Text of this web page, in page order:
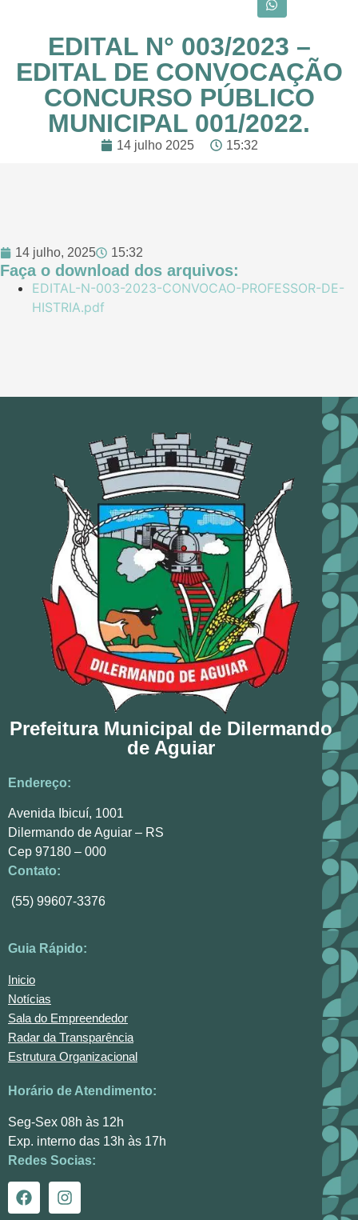
EDITAL N° 003/2023 –
EDITAL DE CONVOCAÇÃO
CONCURSO PÚBLICO
MUNICIPAL 001/2022.
14 julho 2025 15:32
14 julho, 2025 15:32
Faça o download dos arquivos:
EDITAL-N-003-2023-CONVOCAO-PROFESSOR-DE-
HISTRIA.pdf
Prefeitura Municipal de Dilermando
de Aguiar
Endereço:
Avenida Ibicuí, 1001
Dilermando de Aguiar – RS
Cep 97180 – 000
Contato:
(55) 99607-3376
Guia Rápido:
Inicio
Notícias
Sala do Empreendedor
Radar da Transparência
Estrutura Organizacional
Horário de Atendimento:
Seg-Sex 08h às 12h
Exp. interno das 13h às 17h
Redes Socias: